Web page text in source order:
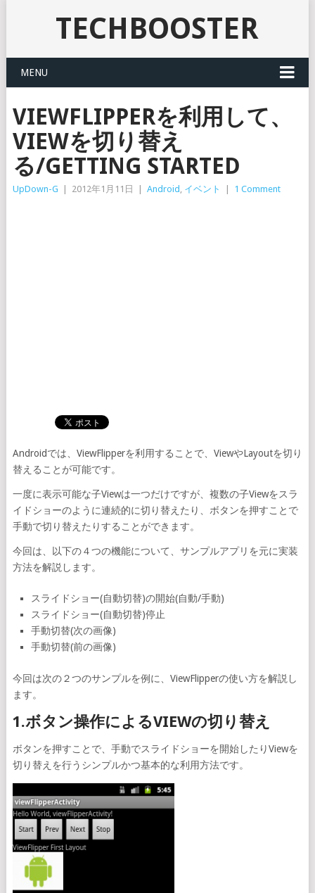
TECHBOOSTER
MENU
VIEWFLIPPERを利用して、
VIEWを切り替え
る/GETTING STARTED
UpDown-G 2012年1月11日 Android , イベント 1 Comment
Androidでは、ViewFlipperを利用することで、ViewやLayoutを切り
替えることが可能です。
一度に表示可能な子Viewは一つだけですが、複数の子Viewをスラ
イドショーのように連続的に切り替えたり、ボタンを押すことで
手動で切り替えたりすることができます。
今回は、以下の４つの機能について、サンプルアプリを元に実装
方法を解説します。
スライドショー(自動切替)の開始(自動/手動)
スライドショー(自動切替)停止
手動切替(次の画像)
手動切替(前の画像)
今回は次の２つのサンプルを例に、ViewFlipperの使い方を解説し
ます。
1.ボタン操作によるVIEWの切り替え
ボタンを押すことで、手動でスライドショーを開始したりViewを
切り替えを行うシンプルかつ基本的な利用方法です。